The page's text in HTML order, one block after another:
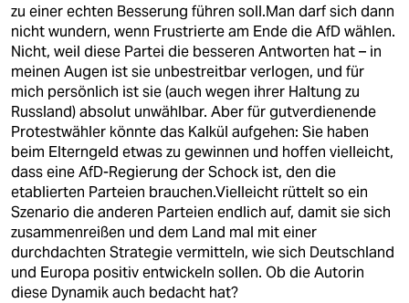
zu einer echten Besserung führen soll.Man darf sich dann
nicht wundern, wenn Frustrierte am Ende die AfD wählen.
Nicht, weil diese Partei die besseren Antworten hat – in
meinen Augen ist sie unbestreitbar verlogen, und für
mich persönlich ist sie (auch wegen ihrer Haltung zu
Russland) absolut unwählbar. Aber für gutverdienende
Protestwähler könnte das Kalkül aufgehen: Sie haben
beim Elterngeld etwas zu gewinnen und hoffen vielleicht,
dass eine AfD-Regierung der Schock ist, den die
etablierten Parteien brauchen.Vielleicht rüttelt so ein
Szenario die anderen Parteien endlich auf, damit sie sich
zusammenreißen und dem Land mal mit einer
durchdachten Strategie vermitteln, wie sich Deutschland
und Europa positiv entwickeln sollen. Ob die Autorin
diese Dynamik auch bedacht hat?